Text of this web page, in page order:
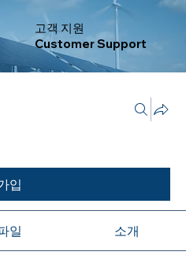
고객 지원
Customer Support
입
일 소개